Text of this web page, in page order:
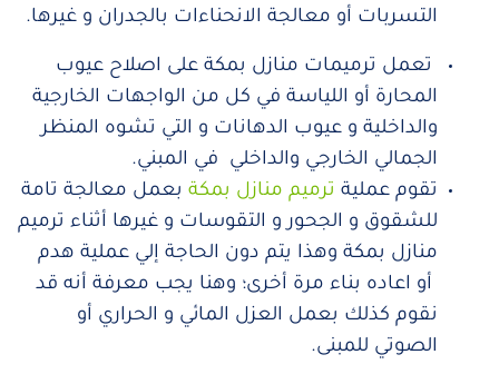
التسربات أو معالجة الانحناءات بالجدران و غيرها.
تعمل ترميمات منازل بمكة على اصلاح عيوب
المحارة أو اللياسة في كل من الواجهات الخارجية
والداخلية و عيوب الدهانات و التي تشوه المنظر
الجمالي الخارجي والداخلي في المبني.
تقوم عملية ترميم منازل بمكة بعمل معالجة تامة
للشقوق و الجحور و التقوسات و غيرها أثناء ترميم
منازل بمكة وهذا يتم دون الحاجة إلي عملية هدم
أو اعاده بناء مرة أخرى؛ وهنا يجب معرفة أنه قد
نقوم كذلك بعمل العزل المائي و الحراري أو
الصوتي للمبنى.